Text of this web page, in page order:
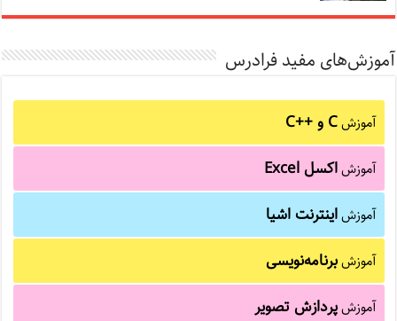
آموزش‌های مفید فرادرس
آموزشC و C++‎
آموزشاکسل Excel
آموزشاینترنت اشیا
آموزشبرنامه‌نویسی
آموزشپردازش تصویر